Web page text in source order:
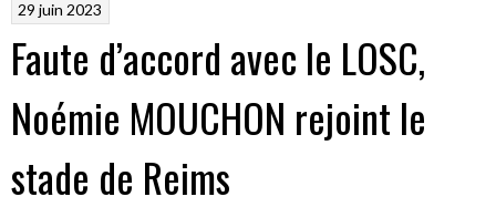
29 juin 2023
Faute d’accord avec le LOSC,
Noémie MOUCHON rejoint le
stade de Reims